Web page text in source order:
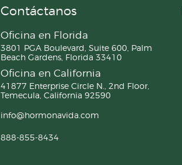
Contáctanos
Oficina en Florida
3801 PGA Boulevard, Suite 600, Palm
Beach Gardens, Florida 33410
Oficina en California
41877 Enterprise Circle N., 2nd Floor,
Temecula, California 92590
info@hormonavida.com
888-855-8434